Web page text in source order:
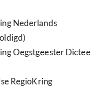
Nederlands
Oegstgeester Dictee
RegioKring